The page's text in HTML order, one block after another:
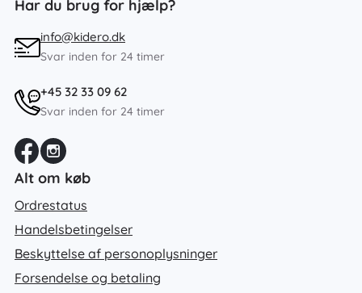
Har du brug for hjælp?
info@kidero.dk
Svar inden for 24 timer
+45 32 33 09 62
Svar inden for 24 timer
Alt om køb
Ordrestatus
Handelsbetingelser
Beskyttelse af personoplysninger
Forsendelse og betaling